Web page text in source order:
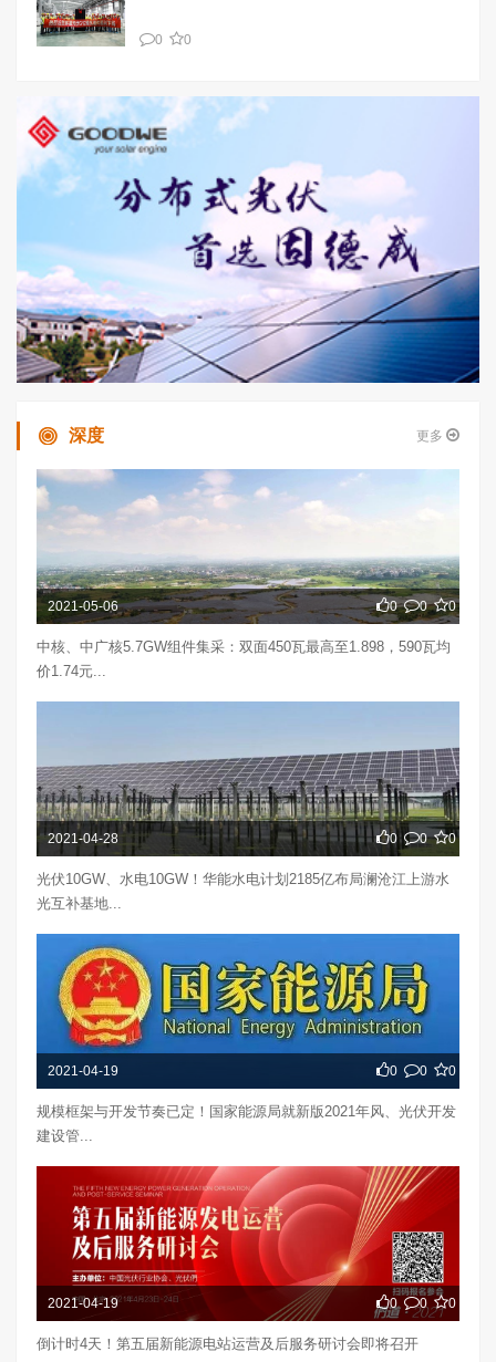
0 0
深度 更多
2021-05-06 0 0 0
中核、中广核5.7GW组件集采：双面450瓦最高至1.898，590瓦均
价1.74元...
2021-04-28 0 0 0
光伏10GW、水电10GW！华能水电计划2185亿布局澜沧江上游水
光互补基地...
2021-04-19 0 0 0
规模框架与开发节奏已定！国家能源局就新版2021年风、光伏开发
建设管...
2021-04-19 0 0 0
倒计时4天！第五届新能源电站运营及后服务研讨会即将召开